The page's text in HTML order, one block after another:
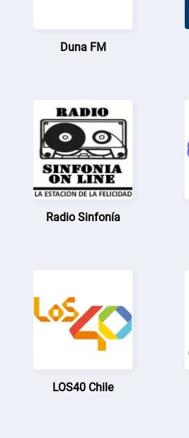
Duna FM
Radio Sinfonía
LOS40 Chile